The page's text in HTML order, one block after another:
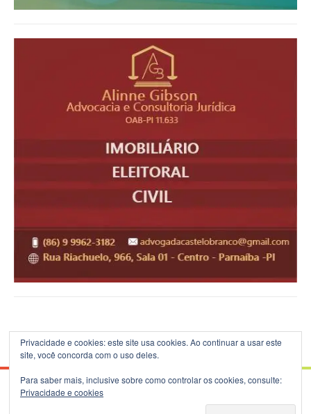
© 2026 Blog do B.Silva - Theme: Patus by FameThemes.
Privacidade e cookies: este site usa cookies. Ao continuar a usar este
site, você concorda com o uso deles.
Para saber mais, inclusive sobre como controlar os cookies, consulte:
Privacidade e cookies